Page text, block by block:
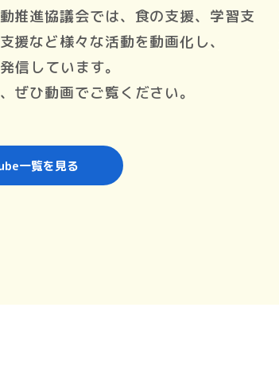
推進協議会では、食の支援、学習支
援など様々な活動を動画化し、
信しています。
ぜひ動画でご覧ください。
一覧を見る